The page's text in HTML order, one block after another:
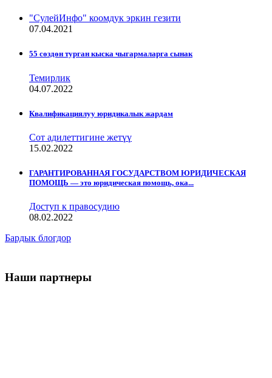
"СулейИнфо" коомдук эркин гезити
07.04.2021
55 сөздөн турган кыска чыгармаларга сынак
Темирлик
04.07.2022
Квалификациялуу юридикалык жардам
Сот адилеттигине жетүү
15.02.2022
ГАРАНТИРОВАННАЯ ГОСУДАРСТВОМ ЮРИДИЧЕСКАЯ
ПОМОЩЬ — это юридическая помощь, ока...
Доступ к правосудию
08.02.2022
Бардык блогдор
Наши партнеры